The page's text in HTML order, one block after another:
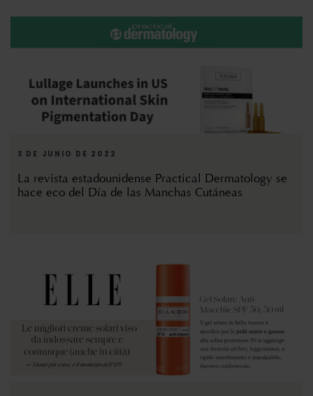
3 DE JUNIO DE 2022
La revista estadounidense Practical Dermatology se
hace eco del Día de las Manchas Cutáneas